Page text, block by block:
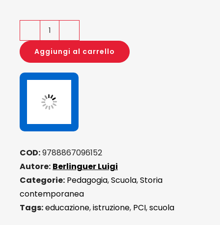
Il
PCI
e
la
scuola
quantità
Aggiungi al carrello
COD:9788867096152
Autore: Berlinguer Luigi
Categorie: Pedagogia,Scuola,Storia
contemporanea
Tags:educazione,istruzione, PCI,scuola